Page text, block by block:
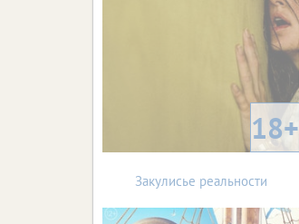
18+
Закулисье реальности